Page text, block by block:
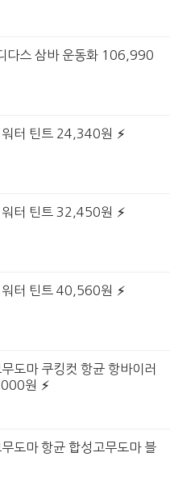
다스 삼바 운동화 106,990
워터 틴트 24,340원
워터 틴트 32,450원
워터 틴트 40,560원
도마 쿠킹컷 항균 항바이러
원
도마 항균 합성고무도마 블